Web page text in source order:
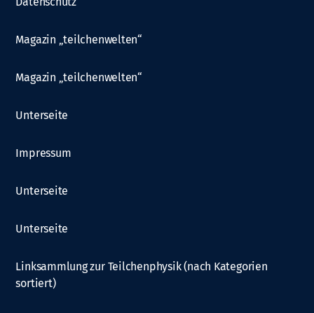
Magazin „teilchenwelten“
Magazin „teilchenwelten“
Unterseite
Impressum
Unterseite
Unterseite
Linksammlung zur Teilchenphysik (nach Kategorien
sortiert)